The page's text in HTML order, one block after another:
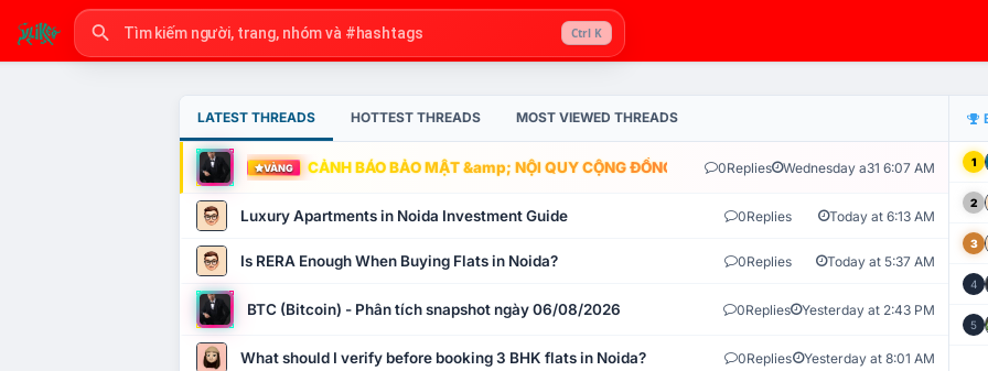
Ctrl K
LATEST THREADS HOTTEST THREADS MOST VIEWED THREADS
VÀNG CẢNH BÁO BẢO MẬT &amp; NỘI QUY CỘNG ĐỒNG VLIKE.VN: HỆ THỐNG GIÁM SÁT TỰ
0Replies Wednesday a31 6:07 AM
Luxury Apartments in Noida Investment Guide 0Replies Today at 6:13 AM
Is RERA Enough When Buying Flats in Noida? 0Replies Today at 5:37 AM
BTC (Bitcoin) - Phân tích snapshot ngày 06/08/2026 0Replies Yesterday at 2:43 PM
What should I verify before booking 3 BHK flats in Noida? 0Replies Yesterday at 8:01 AM
1
2
3
4
5